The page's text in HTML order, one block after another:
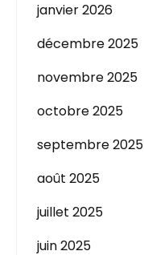
janvier 2026
décembre 2025
novembre 2025
octobre 2025
septembre 2025
août 2025
juillet 2025
juin 2025